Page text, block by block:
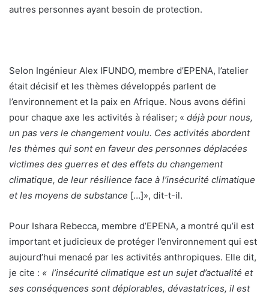
autres personnes ayant besoin de protection.
Selon Ingénieur Alex IFUNDO, membre d’EPENA, l’atelier
était décisif et les thèmes développés parlent de
l’environnement et la paix en Afrique. Nous avons défini
pour chaque axe les activités à réaliser; « déjà pour nous,
un pas vers le changement voulu. Ces activités abordent
les thèmes qui sont en faveur des personnes déplacées
victimes des guerres et des effets du changement
climatique, de leur résilience face à l’insécurité climatique
et les moyens de substance […]», dit-t-il.
Pour Ishara Rebecca, membre d’EPENA, a montré qu’il est
important et judicieux de protéger l’environnement qui est
aujourd’hui menacé par les activités anthropiques. Elle dit,
je cite : « l’insécurité climatique est un sujet d’actualité et
ses conséquences sont déplorables, dévastatrices, il est